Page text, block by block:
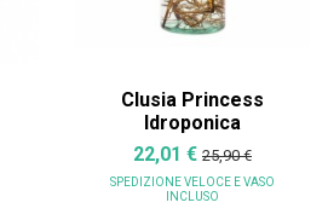
Clusia Princess
Idroponica
22,01 € 25,90 €
SPEDIZIONE VELOCE E VASO
INCLUSO